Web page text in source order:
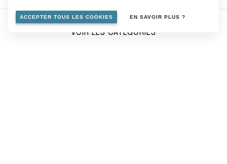
VOIR LES CATÉGORIES
ACCEPTER TOUS LES COOKIES EN SAVOIR PLUS ?